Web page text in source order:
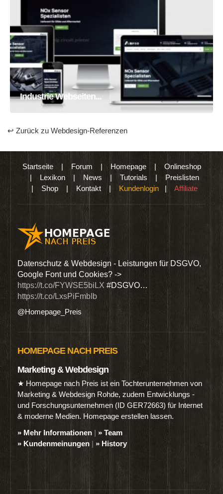
Industrie Webseiten Erstellung
Homepage Webseite
Industrie Webseiten...
↩ Zurück zu Webdesign-Referenzen
Startseite| Forum | Homepage| Onlineshop
| Lexikon | News |Tutorials | Preislisten
| Shop | Kontakt | Kundenlogin | Affiliate
Datenschutz & Webdesign - Leistungen für DSGVO,
Google Font und Cookies? ->
https://t.co/FYWSE5biLX #DSGVO…
https://t.co/LxsPiFmbIb
@Homepage_Preis
HOMEPAGE NACH PREIS
Marketing & Webdesign
★ Homepage nach Preis ist ein Tochterunternehmen von
Marketing & Webdesign Rohde, zudem Entwicklungs -
und Forschungsunternehmen (ID GER72663) für Internet
& moderne Medien. Homepage erstellen lassen.
» Mehr Informationen | » Team
» Kundenmeinungen | » History